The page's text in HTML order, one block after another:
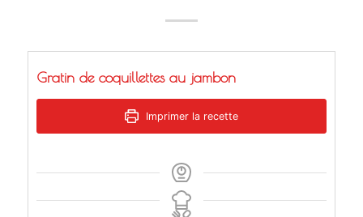
Gratin de coquillettes au jambon
Imprimer la recette